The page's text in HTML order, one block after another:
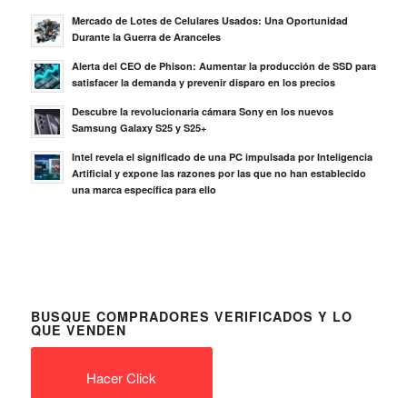
Mercado de Lotes de Celulares Usados: Una Oportunidad
Durante la Guerra de Aranceles
Alerta del CEO de Phison: Aumentar la producción de SSD para
satisfacer la demanda y prevenir disparo en los precios
Descubre la revolucionaria cámara Sony en los nuevos
Samsung Galaxy S25 y S25+
Intel revela el significado de una PC impulsada por Inteligencia
Artificial y expone las razones por las que no han establecido
una marca específica para ello
BUSQUE COMPRADORES VERIFICADOS Y LO
QUE VENDEN
Hacer Click